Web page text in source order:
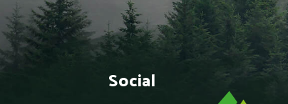
Social